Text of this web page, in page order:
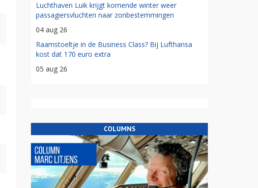
Luchthaven Luik krijgt komende winter weer
passagiersvluchten naar zonbestemmingen
04 aug 26
Raamstoeltje in de Business Class? Bij Lufthansa
kost dat 170 euro extra
05 aug 26
COLUMNS